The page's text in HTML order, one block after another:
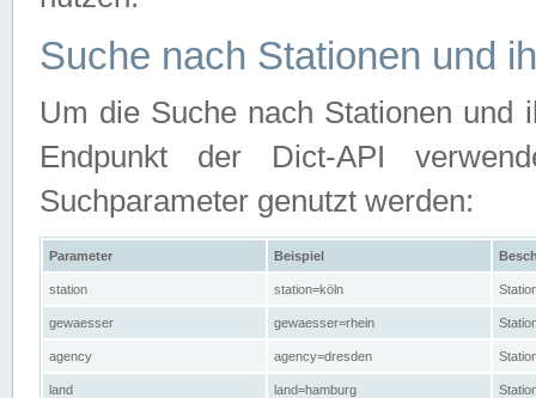
Suche nach Stationen und
Um die Suche nach Stationen und
Endpunkt der Dict-API
Suchparameter genutzt werden:
Parameter Beispiel
station station=köln
gewaesser gewaesser=rhein
agency agency=dresden
land land=hamburg